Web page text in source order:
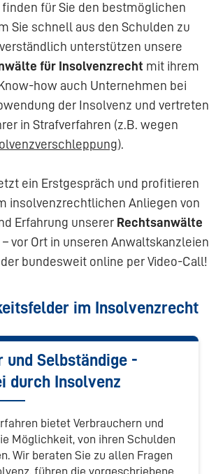
finden für Sie den bestmöglichen
Sie schnell aus den Schulden zu
unterstützen unsere
für Insolvenzrecht mit ihrem
how auch Unternehmen bei
der Insolvenz und vertreten
in Strafverfahren (z.B. wegen
).
ein Erstgespräch und profitieren
insolvenzrechtlichen Anliegen von
Erfahrung unserer Rechtsanwälte
– vor Ort in unseren Anwaltskanzleien
bundesweit online per Video-Call!
im Insolvenzrecht
und Selbständige -
durch Insolvenz
bietet Verbrauchern und
Möglichkeit, von ihren Schulden
Wir beraten Sie zu allen Fragen
führen die vorgeschriebene